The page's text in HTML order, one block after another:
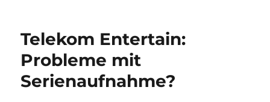
Telekom Entertain:
Probleme mit
Serienaufnahme?